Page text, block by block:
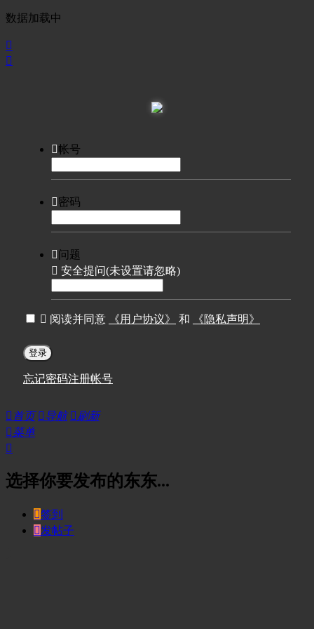
数据加载中


帐号
密码
问题
 安全提问(未设置请忽略)
 阅读并同意 《用户协议》 和 《隐私声明》
登录
忘记密码注册帐号
 首页 导航  刷新
菜单

选择你要发布的东东...
签到
发帖子